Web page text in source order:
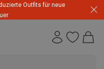
Outfits für neue